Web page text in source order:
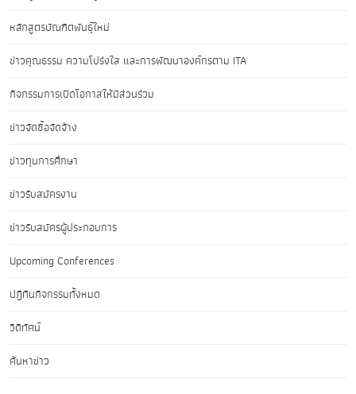
หลักสูตรบัณฑิตพันธุ์ใหม่
ข่าวคุณธรรม ความโปร่งใส และการพัฒนาองค์กรตาม ITA
กิจกรรมการเปิดโอกาสให้มีส่วนร่วม
ข่าวจัดซื้อจัดจ้าง
ข่าวทุนการศึกษา
ข่าวรับสมัครงาน
ข่าวรับสมัครผู้ประกอบการ
Upcoming Conferences
ปฏิทินกิจกรรมทั้งหมด
วิดีทัศน์
ค้นหาข่าว